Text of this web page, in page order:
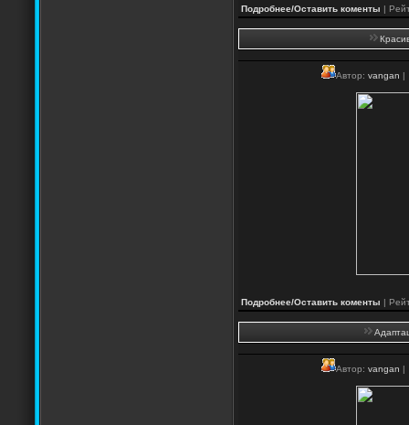
Подробнее/Оставить коменты |
Автор: vangan |
Подробнее/Оставить коменты |
Автор: vangan |